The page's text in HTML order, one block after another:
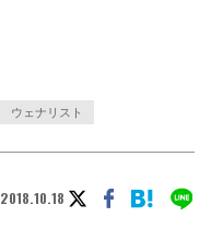
ウェナリスト
2018.10.18